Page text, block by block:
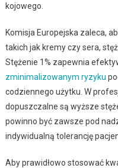
kojowego.
Komisja Europejska zaleca,
takich jak kremy czy sera,
Stężenie 1% zapewnia
zminimalizowanym ryzyku
codziennego użytku. W
dopuszczalne są wyższe
powinno być zawsze pod
indywidualną tolerancję
Aby prawidłowo stosować